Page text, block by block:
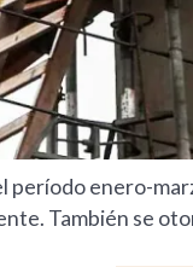
enero-
También se